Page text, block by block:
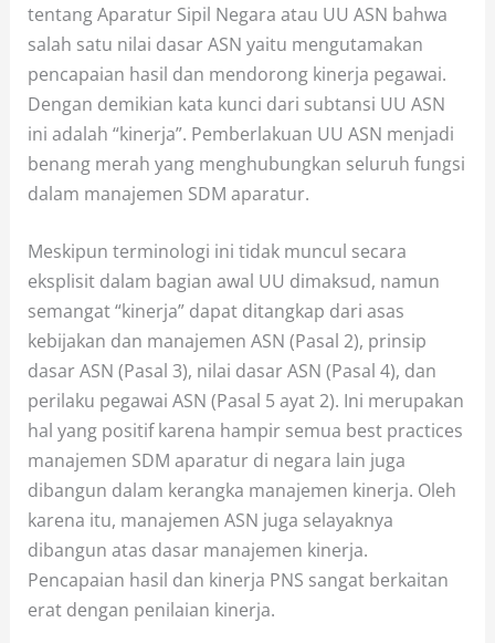
tentang Aparatur Sipil Negara atau UU ASN bahwa
salah satu nilai dasar ASN yaitu mengutamakan
pencapaian hasil dan mendorong kinerja pegawai.
Dengan demikian kata kunci dari subtansi UU ASN
ini adalah “kinerja”. Pemberlakuan UU ASN menjadi
benang merah yang menghubungkan seluruh fungsi
dalam manajemen SDM aparatur.
Meskipun terminologi ini tidak muncul secara
eksplisit dalam bagian awal UU dimaksud, namun
semangat “kinerja” dapat ditangkap dari asas
kebijakan dan manajemen ASN (Pasal 2), prinsip
dasar ASN (Pasal 3), nilai dasar ASN (Pasal 4), dan
perilaku pegawai ASN (Pasal 5 ayat 2). Ini merupakan
hal yang positif karena hampir semua best practices
manajemen SDM aparatur di negara lain juga
dibangun dalam kerangka manajemen kinerja. Oleh
karena itu, manajemen ASN juga selayaknya
dibangun atas dasar manajemen kinerja.
Pencapaian hasil dan kinerja PNS sangat berkaitan
erat dengan penilaian kinerja.